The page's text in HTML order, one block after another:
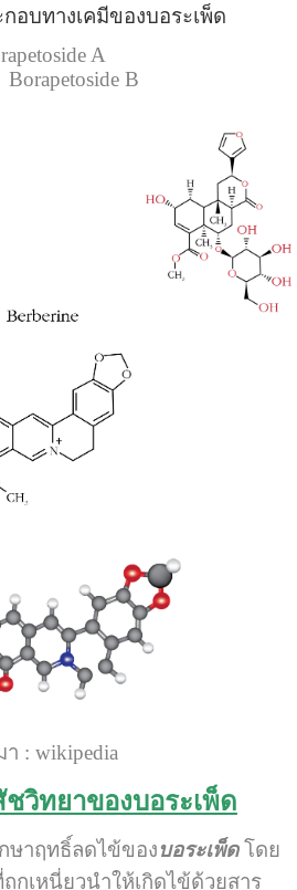
อบทางเคมีของบอระเพ็ด
A
B
: wikipedia
วิทยาของบอระเพ็ด
ษาฤทธิ์ลดไข้ของบอระเพ็ดโดย
กเหนี่ยวนำให้เกิดไข้ด้วยสาร